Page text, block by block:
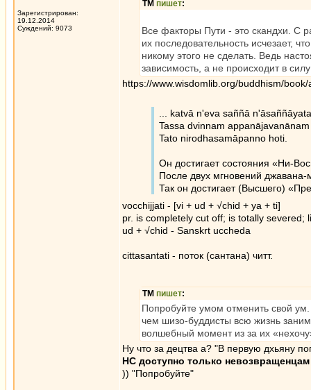
Зарегистрирован:
19.12.2014
Суждений: 9073
ТМ пишет:
Все факторы Пути - это скандхи. С
их последовательность исчезает,
никому этого не сделать. Ведь
зависимость, а не происходит в
https://www.wisdomlib.org/buddhism/
... katvā n'eva saññā
Tassa dvinnam
Tato nirodhasamāpanno hoti.
Он достигает состояния «Ни-
После двух мгновений
Так он достигает (Высшего)
vocchijjati - [vi + ud + √chid + ya + ti]
pr. is completely cut off; is totally severed;
ud + √chid - Sanskrt uccheda
cittasantati - поток (сантана) читт.
ТМ пишет:
Попробуйте умом отменить свой
чем шизо-буддисты всю жизнь
волшебный момент из за их
Ну что за децтва а? "В первую дхьяну
НС доступно только
)) "Попробуйте"